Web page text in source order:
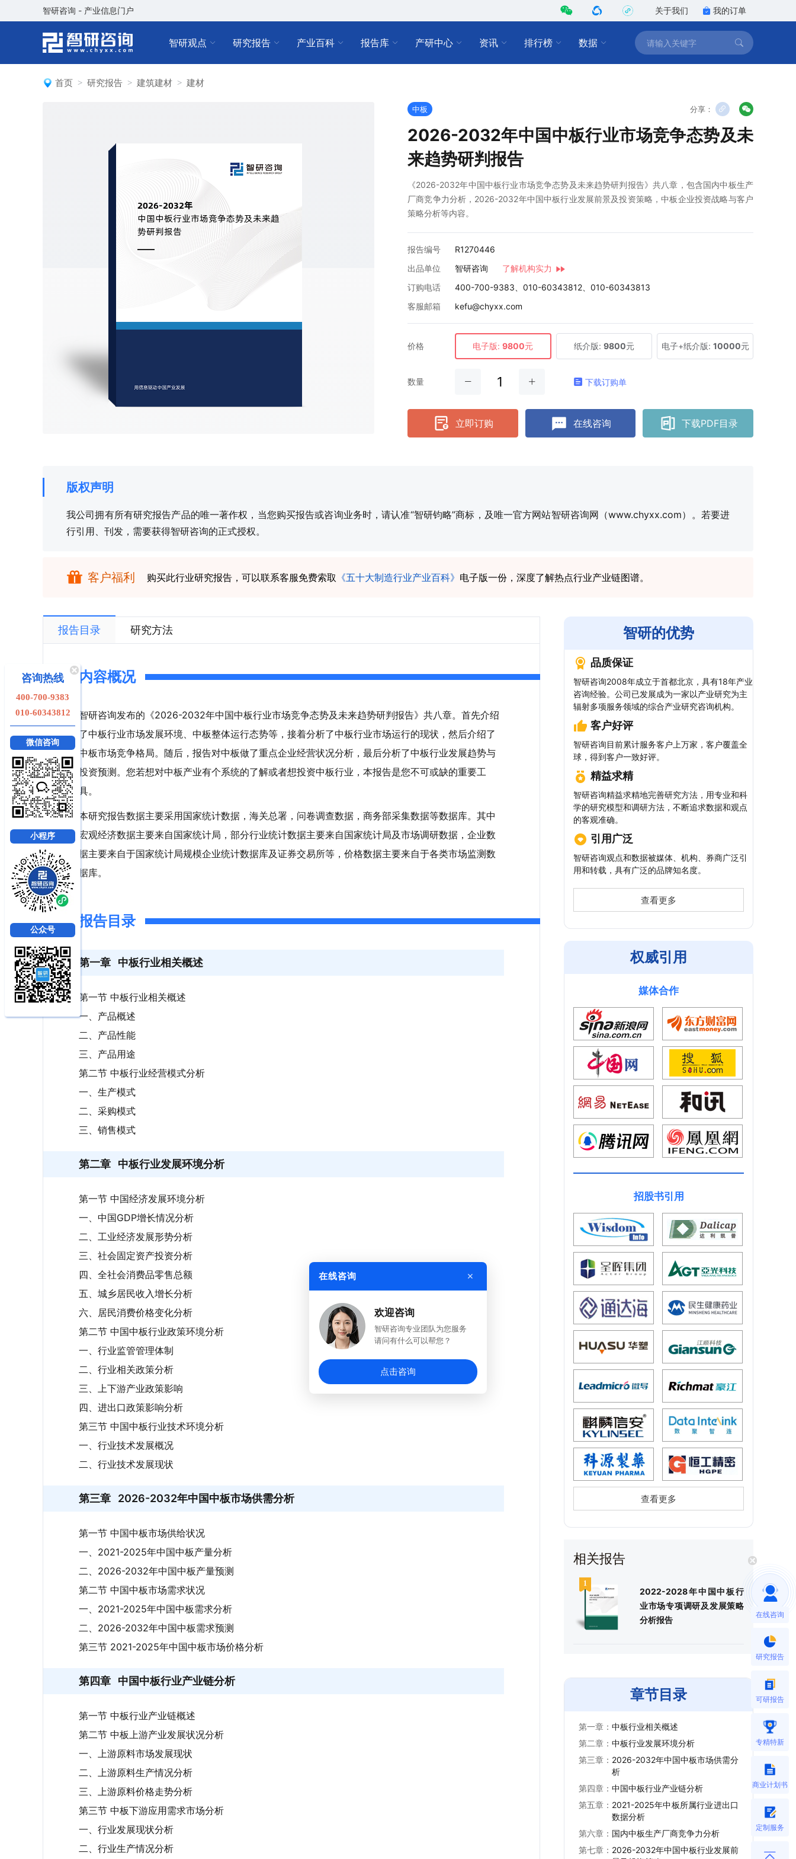
智研咨询 - 产业信息门户 关于我们 我的订单
智研观点 研究报告 产业百科 报告库 产研中心 资讯 排行榜 数据
首页 研究报告 建筑建材 建材
中板 分享：
2026-2032年中国中板行业市场竞争态势及未
来趋势研判报告
《2026-2032年中国中板行业市场竞争态势及未来趋势研判报告》共八章，包含国内中板生产
厂商竞争力分析，2026-2032年中国中板行业发展前景及投资策略，中板企业投资战略与客户
策略分析等内容。
报告编号
R1270446
出品单位
智研咨询
了解机构实力
订购电话
400-700-9383、010-60343812、010-60343813
客服邮箱
kefu@chyxx.com
价格 电子版: 9800元 纸介版: 9800元 电子+纸介版: 10000元
数量 下载订购单
立即订购 在线咨询 下载PDF目录
版权声明
我公司拥有所有研究报告产品的唯一著作权，当您购买报告或咨询业务时，请认准“智研钧略”商标，及唯一官方网站智研咨询网（www.chyxx.com）。若要进
行引用、刊发，需要获得智研咨询的正式授权。
客户福利 购买此行业研究报告，可以联系客服免费索取 《五十大制造行业产业百科》 电子版一份，深度了解热点行业产业链图谱。
报告目录 研究方法
内容概况
智研咨询发布的《2026-2032年中国中板行业市场竞争态势及未来趋势研判报告》共八章。首先介绍
了中板行业市场发展环境、中板整体运行态势等，接着分析了中板行业市场运行的现状，然后介绍了
中板市场竞争格局。随后，报告对中板做了重点企业经营状况分析，最后分析了中板行业发展趋势与
投资预测。您若想对中板产业有个系统的了解或者想投资中板行业，本报告是您不可或缺的重要工
具。
本研究报告数据主要采用国家统计数据，海关总署，问卷调查数据，商务部采集数据等数据库。其中
宏观经济数据主要来自国家统计局，部分行业统计数据主要来自国家统计局及市场调研数据，企业数
据主要来自于国家统计局规模企业统计数据库及证券交易所等，价格数据主要来自于各类市场监测数
据库。
报告目录
第一章 中板行业相关概述
第一节 中板行业相关概述
一、产品概述
二、产品性能
三、产品用途
第二节 中板行业经营模式分析
一、生产模式
二、采购模式
三、销售模式
第二章 中板行业发展环境分析
第一节 中国经济发展环境分析
一、中国GDP增长情况分析
二、工业经济发展形势分析
三、社会固定资产投资分析
四、全社会消费品零售总额
五、城乡居民收入增长分析
六、居民消费价格变化分析
第二节 中国中板行业政策环境分析
一、行业监管管理体制
二、行业相关政策分析
三、上下游产业政策影响
四、进出口政策影响分析
第三节 中国中板行业技术环境分析
一、行业技术发展概况
二、行业技术发展现状
第三章 2026-2032年中国中板市场供需分析
第一节 中国中板市场供给状况
一、2021-2025年中国中板产量分析
二、2026-2032年中国中板产量预测
第二节 中国中板市场需求状况
一、2021-2025年中国中板需求分析
二、2026-2032年中国中板需求预测
第三节 2021-2025年中国中板市场价格分析
第四章 中国中板行业产业链分析
第一节 中板行业产业链概述
第二节 中板上游产业发展状况分析
一、上游原料市场发展现状
二、上游原料生产情况分析
三、上游原料价格走势分析
第三节 中板下游应用需求市场分析
一、行业发展现状分析
二、行业生产情况分析
智研的优势
品质保证
智研咨询2008年成立于首都北京，具有18年产业
咨询经验。公司已发展成为一家以产业研究为主
辐射多项服务领域的综合产业研究咨询机构。
客户好评
智研咨询目前累计服务客户上万家，客户覆盖全
球，得到客户一致好评。
精益求精
智研咨询精益求精地完善研究方法，用专业和科
学的研究模型和调研方法，不断追求数据和观点
的客观准确。
引用广泛
智研咨询观点和数据被媒体、机构、券商广泛引
用和转载，具有广泛的品牌知名度。
查看更多
权威引用
媒体合作
招股书引用
查看更多
相关报告
2022-2028年中国中板行
业市场专项调研及发展策略
分析报告
章节目录
第一章： 中板行业相关概述
第二章： 中板行业发展环境分析
第三章： 2026-2032年中国中板市场供需分
析
第四章： 中国中板行业产业链分析
第五章： 2021-2025年中板所属行业进出口
数据分析
第六章： 国内中板生产厂商竞争力分析
第七章： 2026-2032年中国中板行业发展前
在线咨询
研究报告
可研报告
专精特新
商业计划书
定制服务
在线咨询 ×
欢迎咨询
智研咨询专业团队为您服务
请问有什么可以帮您？
点击咨询
咨询热线
400-700-9383
010-60343812
微信咨询
小程序
公众号